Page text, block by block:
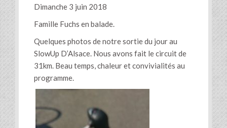
Dimanche 3 juin 2018
Famille Fuchs en balade.
Quelques photos de notre sortie du jour au
SlowUp D’Alsace. Nous avons fait le circuit de
31km. Beau temps, chaleur et convivialités au
programme.